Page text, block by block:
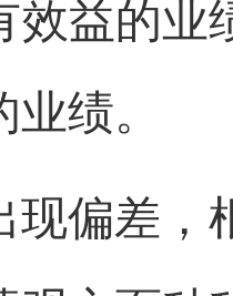
效益的业
绩。
现偏差，